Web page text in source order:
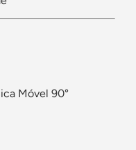
Móvel 90°